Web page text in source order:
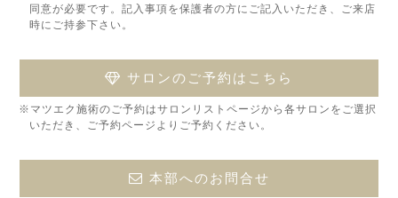
同意が必要です。記入事項を保護者の方にご記入いただき、ご来店
時にご持参下さい。
サロンのご予約はこちら
※マツエク施術のご予約はサロンリストページから各サロンをご選択
いただき、ご予約ページよりご予約ください。
本部へのお問合せ